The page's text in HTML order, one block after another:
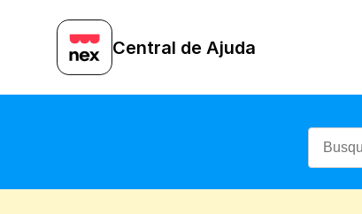
Central de Ajuda